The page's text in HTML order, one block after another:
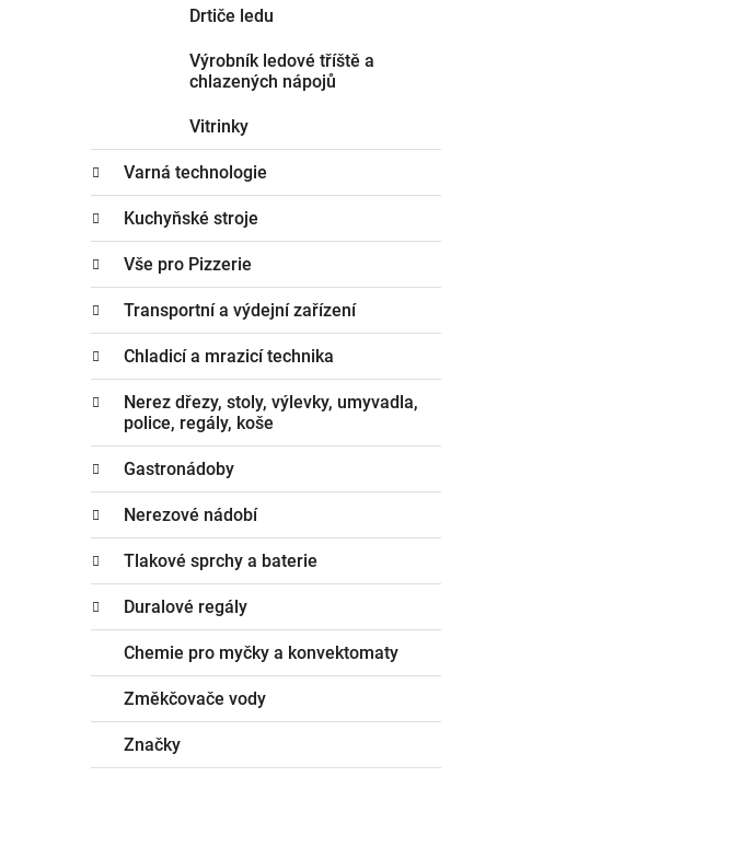
Drtiče ledu
Výrobník ledové tříště a
chlazených nápojů
Vitrinky
Varná technologie
Kuchyňské stroje
Vše pro Pizzerie
Transportní a výdejní zařízení
Chladicí a mrazicí technika
Nerez dřezy, stoly, výlevky, umyvadla,
police, regály, koše
Gastronádoby
Nerezové nádobí
Tlakové sprchy a baterie
Duralové regály
Chemie pro myčky a konvektomaty
Změkčovače vody
Značky